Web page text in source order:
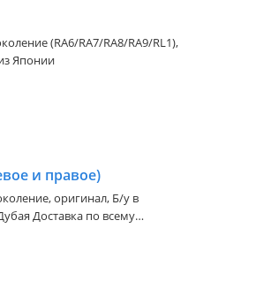
(RA6/RA7/RA8/RA9/RL1),
Японии
и правое)
, оригинал, Б/у в
всему